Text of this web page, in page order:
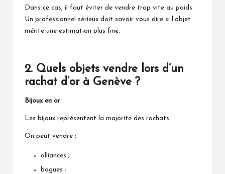
Dans ce cas, il faut éviter de vendre trop vite au poids.
Un professionnel sérieux doit savoir vous dire si l’objet
mérite une estimation plus fine.
2. Quels objets vendre lors d’un
rachat d’or à Genève ?
Bijoux en or
Les bijoux représentent la majorité des rachats.
On peut vendre :
alliances ;
bagues ;